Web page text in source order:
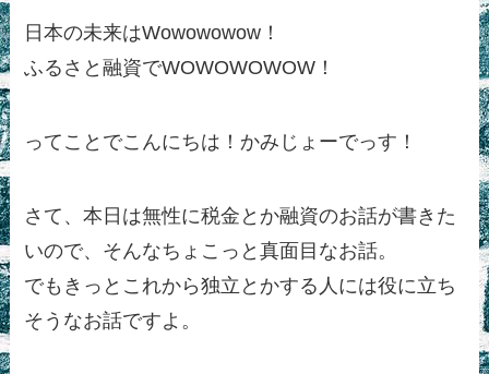
日本の未来はWowowowow！
ふるさと融資でWOWOWOWOW！
ってことでこんにちは！かみじょーでっす！
さて、本日は無性に税金とか融資のお話が書きた
いので、そんなちょこっと真面目なお話。
でもきっとこれから独立とかする人には役に立ち
そうなお話ですよ。